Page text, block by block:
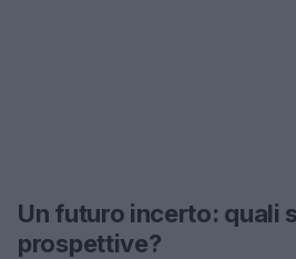
Un futuro incerto: quali
prospettive?